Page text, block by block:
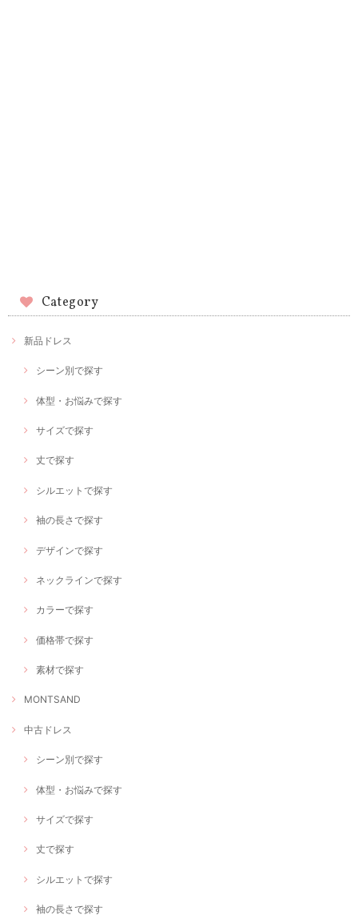
Category
新品ドレス
シーン別で探す
体型・お悩みで探す
サイズで探す
丈で探す
シルエットで探す
袖の長さで探す
デザインで探す
ネックラインで探す
カラーで探す
価格帯で探す
素材で探す
MONTSAND
中古ドレス
シーン別で探す
体型・お悩みで探す
サイズで探す
丈で探す
シルエットで探す
袖の長さで探す